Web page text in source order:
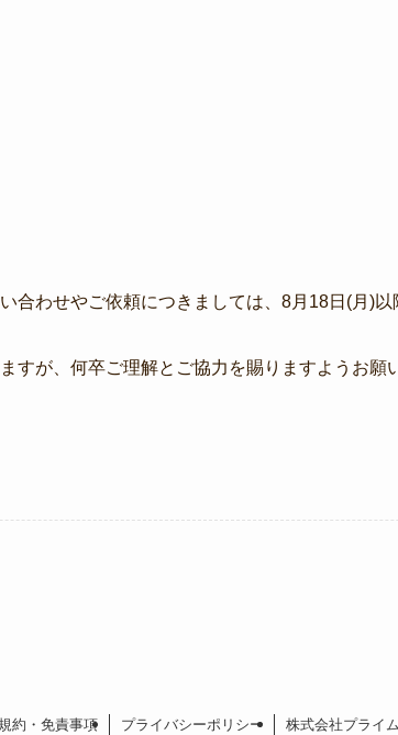
合わせやご依頼につきましては、8月18日(月)以
すが、何卒ご理解とご協力を賜りますようお願
約・免責事項 プライバシーポリシー 株式会社プライ